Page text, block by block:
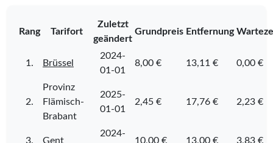
Rang Tarifort
Zuletzt
geändert
Grundpreis Entfernung
1. Brüssel
2024-
01-01
8,00 € 13,11 € 0,00 €
2.
Provinz
Flämisch-
Brabant
2025-
01-01
2,45 € 17,76 € 2,23 €
3. Gent
2024-
10,00 € 13,00 € 3,83 €